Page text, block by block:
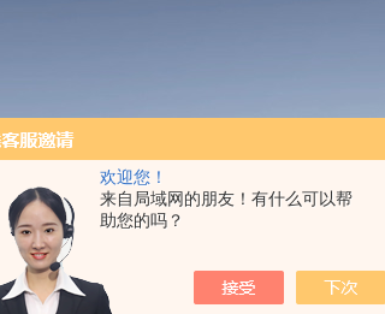
欢迎您！
来自局域网的朋友！有什么可以帮
助您的吗？
首页>产品中心